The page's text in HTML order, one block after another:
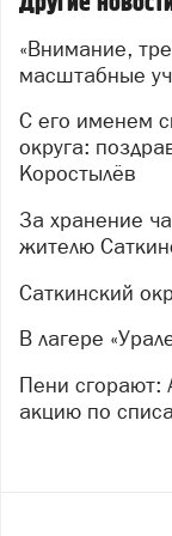
администрации
оборудование,
их готовность к
После
развернули
контроль
Специалисты
жителей,
чрезвычайной
Особое
нуждается в
эвакуировала
развёрнут
не только
«Внимание, тревога! В Сатке прошли
масштабные
С его именем связано развитие Саткинского
округа:
Коростылёв
За хранение частей оружия суд вынес приговор
жителю
Саткинский
В лагере
Пени сгорают: АО «Энергосистемы» запускает
акцию по